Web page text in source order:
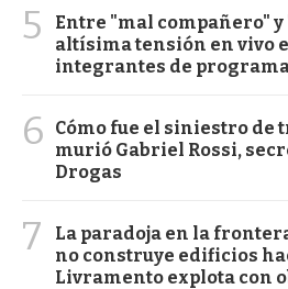
5
Entre "mal compañero"
altísima tensión en vivo
integrantes de
6
Cómo fue el siniestro de
murió Gabriel Rossi,
Drogas
7
La paradoja en la
no construye edificios
Livramento explota con